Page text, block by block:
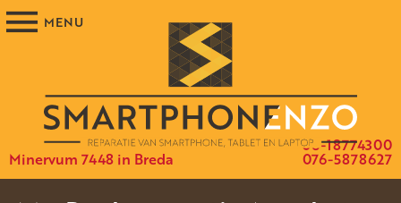
Minervum 7448 in Breda 076-5878627
06-18774300